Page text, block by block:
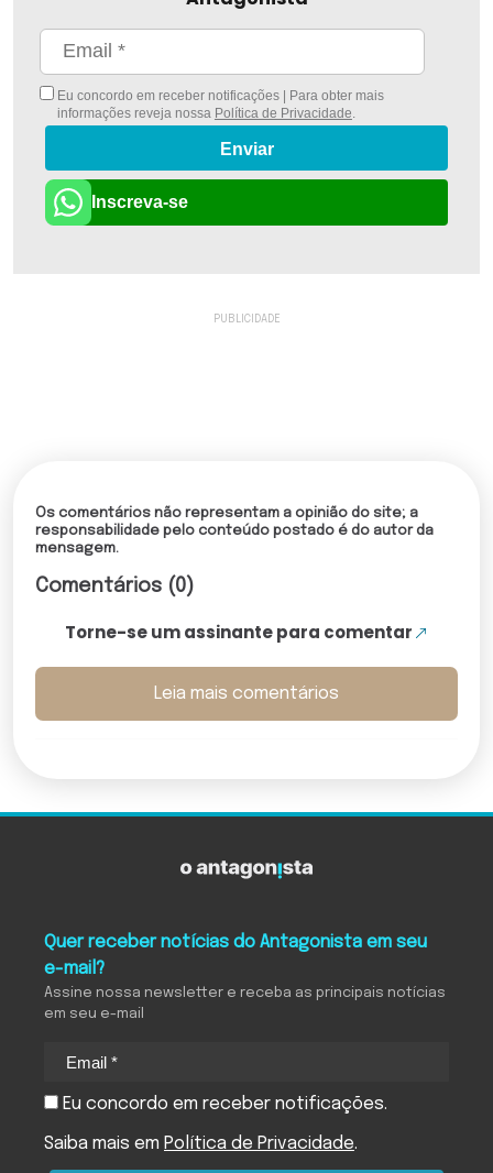
Eu concordo em receber notificações | Para obter mais
informações reveja nossa Política de Privacidade
Enviar
Inscreva-se
Os comentários não representam a opinião do site; a
responsabilidade pelo conteúdo postado é do autor da
mensagem.
Comentários (0)
Torne-se um assinante para comentar
Leia mais comentários
Quer receber notícias do Antagonista em seu
e-mail?
Assine nossa newsletter e receba as principais notícias
em seu e-mail
Eu concordo em receber notificações.
Saiba mais em Política de Privacidade.